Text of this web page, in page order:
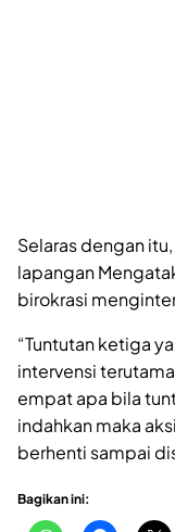
Selaras dengan
lapangan
birokrasi
“Tuntutan ketiga
intervensi
empat apa bila
indahkan maka
berhenti sampai
Bagikan ini: